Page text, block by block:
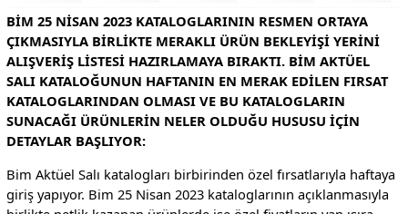
BIM 25 NISAN 2023 KATALOGLARININ RESMEN ORTAYA
ÇIKMASIYLA BIRLIKTE MERAKLI ÜRÜN BEKLEYIŞI YERINI
ALIŞVERIŞ LISTESI HAZIRLAMAYA BIRAKTI. BIM AKTÜEL
SALI KATALOĞUNUN HAFTANIN EN MERAK EDILEN FIRSAT
KATALOGLARINDAN OLMASI VE BU KATALOGLARIN
SUNACAĞI ÜRÜNLERIN NELER OLDUĞU HUSUSU IÇIN
DETAYLAR BAŞLIYOR:
Bim Aktüel Salı katalogları birbirinden özel fırsatlarıyla haftaya
giriş yapıyor. Bim 25 Nisan 2023 kataloglarının açıklanmasıyla